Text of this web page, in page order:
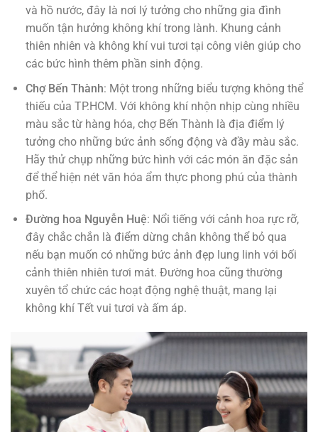
và hồ nước, đây là nơi lý tưởng cho những gia đình
muốn tận hưởng không khí trong lành. Khung cảnh
thiên nhiên và không khí vui tươi tại công viên giúp cho
các bức hình thêm phần sinh động.
Chợ Bến Thành: Một trong những biểu tượng không thể
thiếu của TP.HCM. Với không khí nhộn nhịp cùng nhiều
màu sắc từ hàng hóa, chợ Bến Thành là địa điểm lý
tưởng cho những bức ảnh sống động và đầy màu sắc.
Hãy thử chụp những bức hình với các món ăn đặc sản
để thể hiện nét văn hóa ẩm thực phong phú của thành
phố.
Đường hoa Nguyễn Huệ: Nổi tiếng với cảnh hoa rực rỡ,
đây chắc chắn là điểm dừng chân không thể bỏ qua
nếu bạn muốn có những bức ảnh đẹp lung linh với bối
cảnh thiên nhiên tươi mát. Đường hoa cũng thường
xuyên tổ chức các hoạt động nghệ thuật, mang lại
không khí Tết vui tươi và ấm áp.